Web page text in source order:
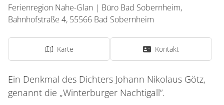
Ferienregion Nahe-Glan | Büro Bad Sobernheim,
Bahnhofstraße 4, 55566 Bad Sobernheim
Karte Kontakt
Ein Denkmal des Dichters Johann Nikolaus Götz,
genannt die „Winterburger Nachtigall“.